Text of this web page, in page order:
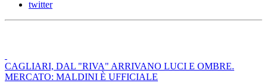
twitter
CAGLIARI, DAL "RIVA" ARRIVANO LUCI E OMBRE.
MERCATO: MALDINI È UFFICIALE